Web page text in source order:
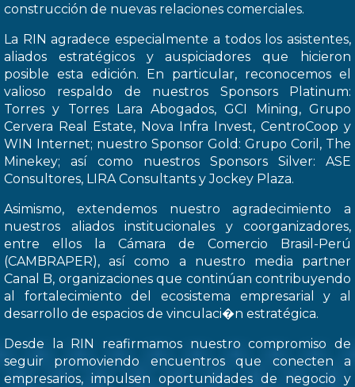
construcción de nuevas relaciones comerciales.
La RIN agradece especialmente a todos los asistentes,
aliados estratégicos y auspiciadores que hicieron
posible esta edición. En particular, reconocemos el
valioso respaldo de nuestros Sponsors Platinum:
Torres y Torres Lara Abogados, GCI Mining, Grupo
Cervera Real Estate, Nova Infra Invest, CentroCoop y
WIN Internet; nuestro Sponsor Gold: Grupo Coril, The
Minekey; así como nuestros Sponsors Silver: ASE
Consultores, LIRA Consultants y Jockey Plaza.
Asimismo, extendemos nuestro agradecimiento a
nuestros aliados institucionales y coorganizadores,
entre ellos la Cámara de Comercio Brasil-Perú
(CAMBRAPER), así como a nuestro media partner
Canal B, organizaciones que continúan contribuyendo
al fortalecimiento del ecosistema empresarial y al
desarrollo de espacios de vinculaci�n estratégica.
Desde la RIN reafirmamos nuestro compromiso de
seguir promoviendo encuentros que conecten a
empresarios, impulsen oportunidades de negocio y